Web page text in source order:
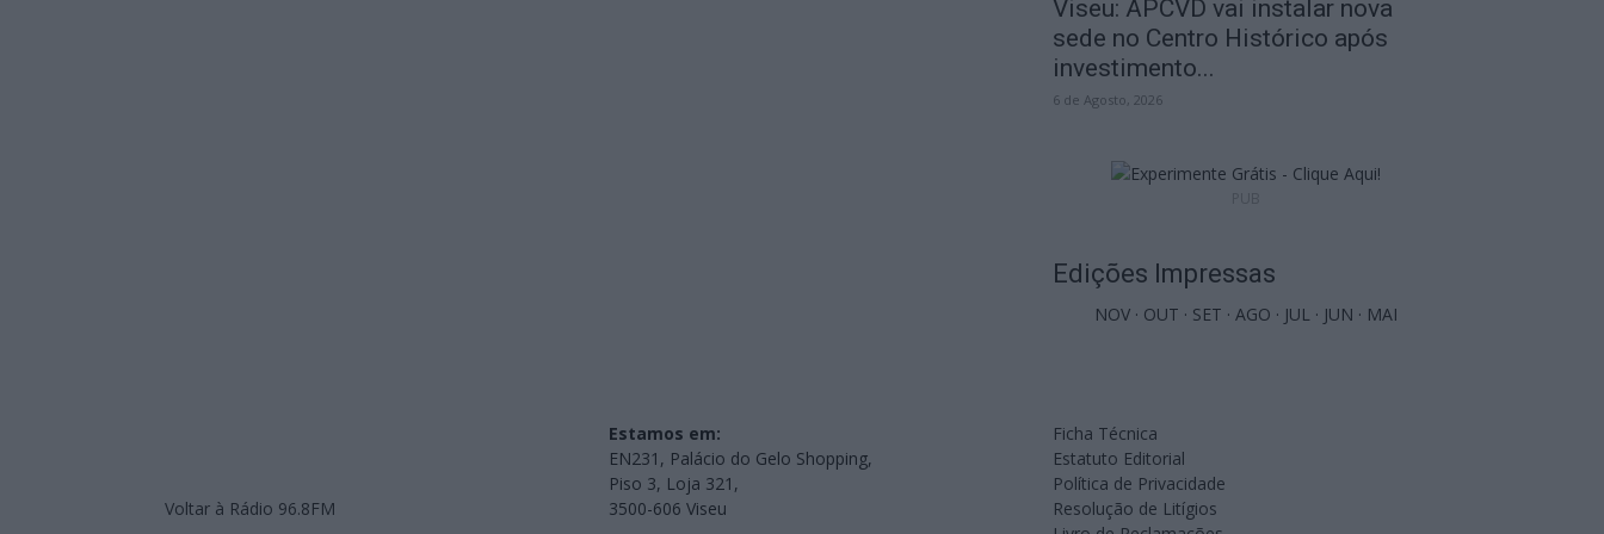
Viseu: APCVD vai instalar nova
sede no Centro Histórico após
investimento...
6 de Agosto, 2026
Edições Impressas
NOV · OUT · SET · AGO · JUL · JUN · MAI
Voltar à Rádio 96.8FM
Estamos em:
EN231, Palácio do Gelo Shopping,
Piso 3, Loja 321,
3500-606 Viseu
Ficha Técnica
Estatuto Editorial
Política de Privacidade
Resolução de Litígios